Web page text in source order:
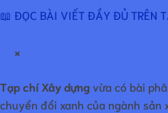
📖 ĐỌC BÀI VIẾT ĐẦY ĐỦ TRÊN
×
Tạp chí Xây dựngvừa có bài
chuyển đổi xanh của ngành